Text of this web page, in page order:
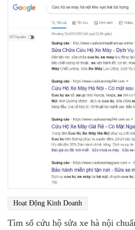
Hoạt Động Kinh Doanh
Tìm số cứu hộ sửa xe hà nội